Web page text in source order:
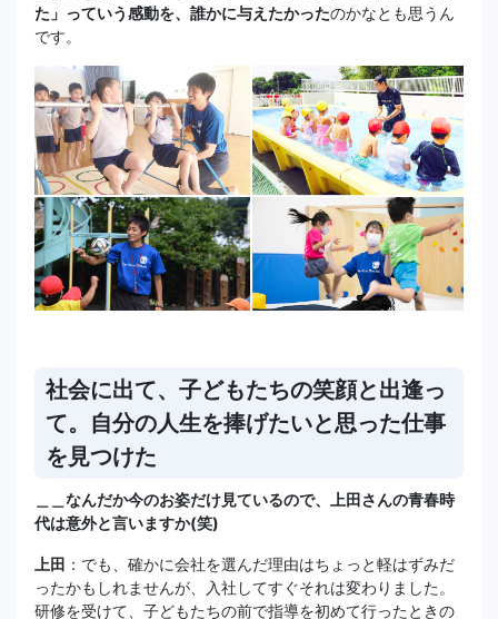
た」っていう感動を、誰かに与えたかったのかなとも思うん
です。
社会に出て、子どもたちの笑顔と出逢っ
て。自分の人生を捧げたいと思った仕事
を見つけた
＿＿なんだか今のお姿だけ見ているので、上田さんの青春時
代は意外と言いますか(笑)
上田 ：でも、確かに会社を選んだ理由はちょっと軽はずみだ
ったかもしれませんが、入社してすぐそれは変わりました。
研修を受けて、子どもたちの前で指導を初めて行ったときの